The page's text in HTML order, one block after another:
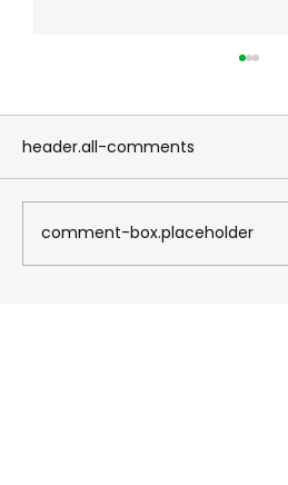
header.all-comments
comment-box.placeholder